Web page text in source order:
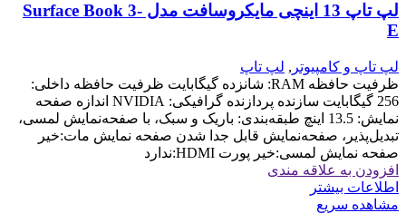
لپ تاپ 13 اینچی مایکروسافت مدل Surface Book 3-
E
لپ تاپ و کامپیوتر , لپ تاپ
ظرفیت حافظه RAM: شانزده گیگابایت ظرفیت حافظه داخلی:
256 گیگابایت سازنده پردازنده گرافیکی: NVIDIA اندازه صفحه
نمایش: 13.5 اینچ طبقه‌بندی: باریک و سبک، با صفحه‌نمایش لمسی،
تبدیل‌پذیر، صفحه‌نمایش قابل جدا شدن صفحه نمایش مات:خیر
صفحه نمایش لمسی:خیر پورت HDMI:ندارد
افزودن به علاقه مندی
اطلاعات بیشتر
مشاهده سریع